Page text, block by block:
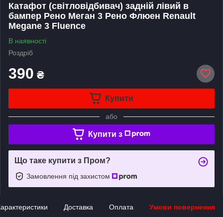
Катафот (світловідбивач) задній лівий в
бампер Рено Меган 3 Рено Флюен Renault
Megane 3 Fluence
В наявності
Роздріб
390 ₴
Купити
або
Купити з
Що таке купити з Пром?
Замовлення під захистом
Доставка Оплата Умови повернення